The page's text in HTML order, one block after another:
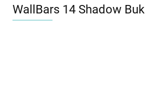
WallBars 14 Shadow Buk